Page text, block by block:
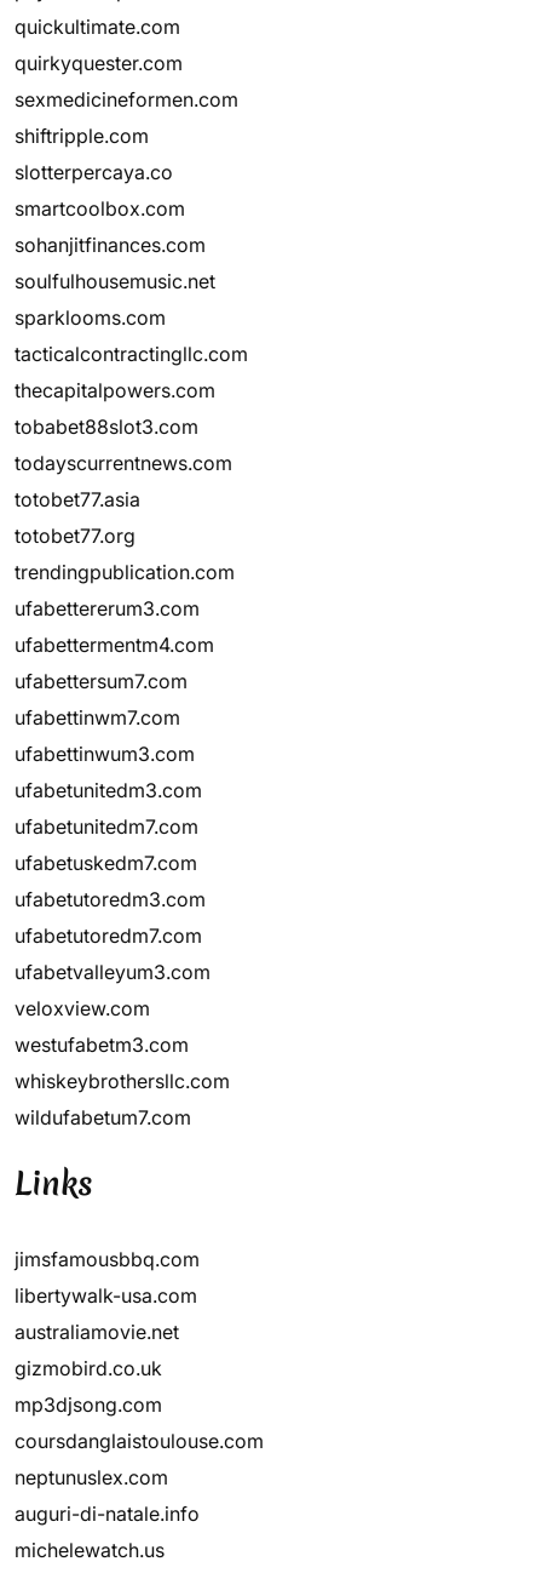
quickultimate.com
quirkyquester.com
sexmedicineformen.com
shiftripple.com
slotterpercaya.co
smartcoolbox.com
sohanjitfinances.com
soulfulhousemusic.net
sparklooms.com
tacticalcontractingllc.com
thecapitalpowers.com
tobabet88slot3.com
todayscurrentnews.com
totobet77.asia
totobet77.org
trendingpublication.com
ufabettererum3.com
ufabettermentm4.com
ufabettersum7.com
ufabettinwm7.com
ufabettinwum3.com
ufabetunitedm3.com
ufabetunitedm7.com
ufabetuskedm7.com
ufabetutoredm3.com
ufabetutoredm7.com
ufabetvalleyum3.com
veloxview.com
westufabetm3.com
whiskeybrothersllc.com
wildufabetum7.com
Links
jimsfamousbbq.com
libertywalk-usa.com
australiamovie.net
gizmobird.co.uk
mp3djsong.com
coursdanglaistoulouse.com
neptunuslex.com
auguri-di-natale.info
michelewatch.us